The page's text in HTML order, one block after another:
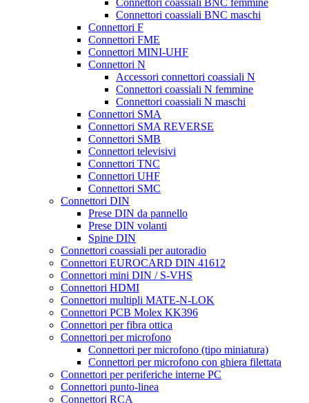
Connettori coassiali BNC femmine
Connettori coassiali BNC maschi
Connettori F
Connettori FME
Connettori MINI-UHF
Connettori N
Accessori connettori coassiali N
Connettori coassiali N femmine
Connettori coassiali N maschi
Connettori SMA
Connettori SMA REVERSE
Connettori SMB
Connettori televisivi
Connettori TNC
Connettori UHF
Connettori SMC
Connettori DIN
Prese DIN da pannello
Prese DIN volanti
Spine DIN
Connettori coassiali per autoradio
Connettori EUROCARD DIN 41612
Connettori mini DIN / S-VHS
Connettori HDMI
Connettori multipli MATE-N-LOK
Connettori PCB Molex KK396
Connettori per fibra ottica
Connettori per microfono
Connettori per microfono (tipo miniatura)
Connettori per microfono con ghiera filettata
Connettori per periferiche interne PC
Connettori punto-linea
Connettori RCA